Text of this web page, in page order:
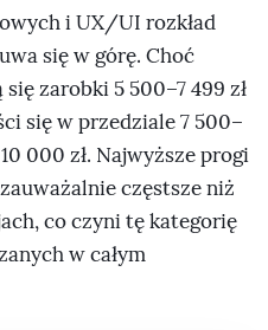
i UX/UI rozkład
się w górę. Choć
zarobki 5 500–7 499 zł
się w przedziale 7 500–
000 zł. Najwyższe progi
częstsze niż
co czyni tę kategorię
w całym